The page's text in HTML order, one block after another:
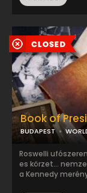
Book of
BUDAPEST
Roswelli
es körzet...
a Kennedy